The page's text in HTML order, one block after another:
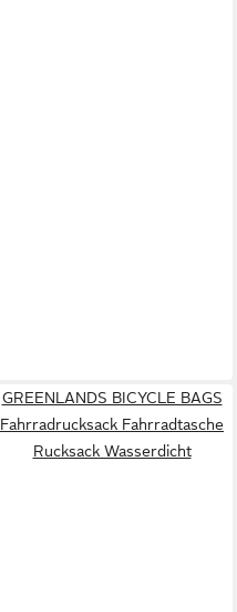
GREENLANDS BICYCLE BAGS
Fahrradrucksack Fahrradtasche
Rucksack Wasserdicht